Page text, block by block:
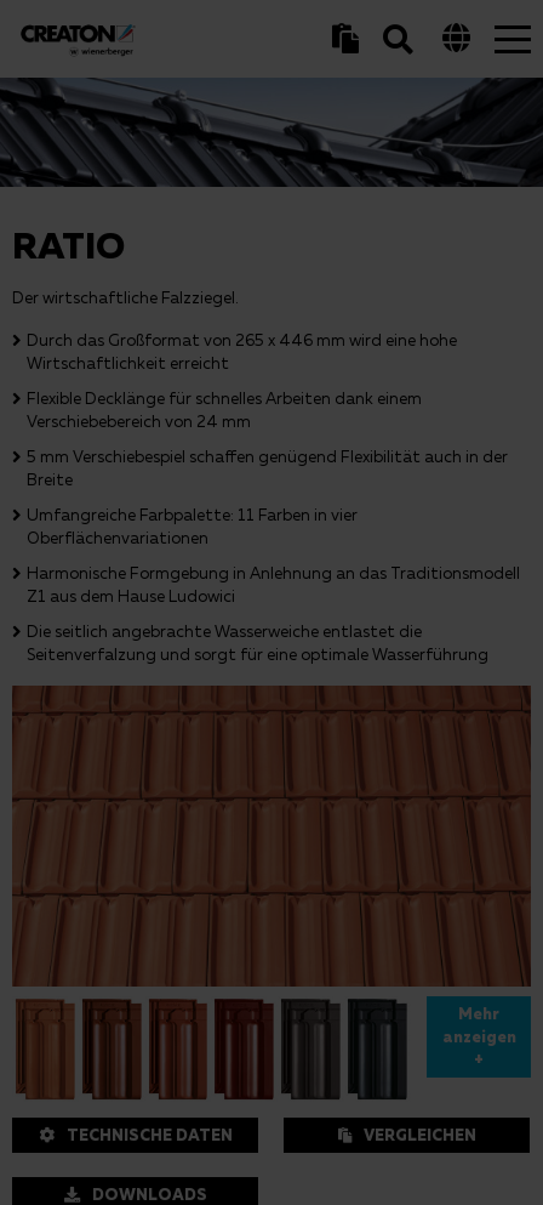
RATIO
Der wirtschaftliche Falzziegel.
Durch das Großformat von 265 x 446 mm wird eine hohe
Wirtschaftlichkeit erreicht
Flexible Decklänge für schnelles Arbeiten dank einem
Verschiebebereich von 24 mm
5 mm Verschiebespiel schaffen genügend Flexibilität auch in der
Breite
Umfangreiche Farbpalette: 11 Farben in vier
Oberflächenvariationen
Harmonische Formgebung in Anlehnung an das Traditionsmodell
Z1 aus dem Hause Ludowici
Die seitlich angebrachte Wasserweiche entlastet die
Seitenverfalzung und sorgt für eine optimale Wasserführung
Mehr
anzeigen
+
TECHNISCHE DATEN VERGLEICHEN
DOWNLOADS